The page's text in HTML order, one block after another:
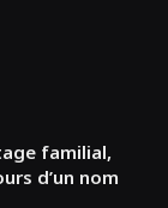
familial,
d’un nom